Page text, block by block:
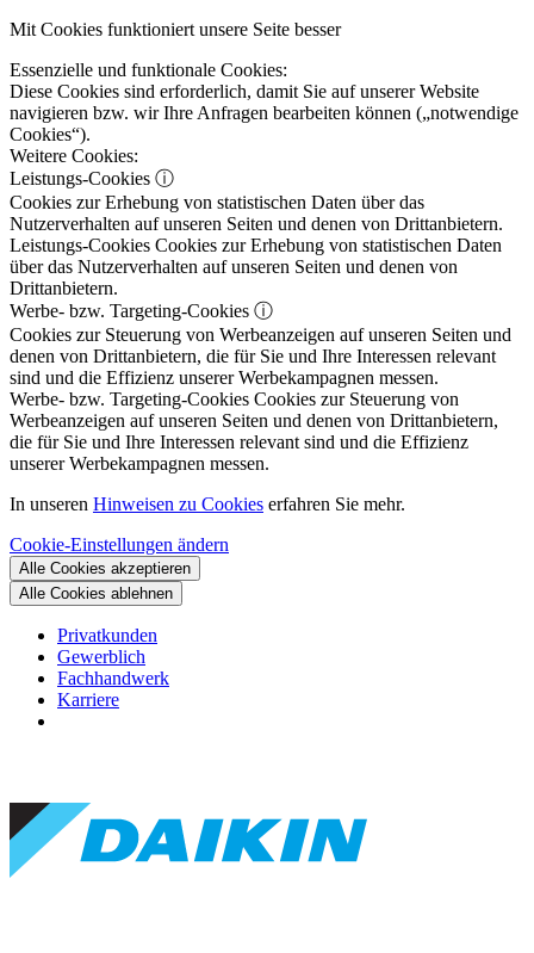
Mit Cookies funktioniert unsere Seite besser
Essenzielle und funktionale Cookies:
Diese Cookies sind erforderlich, damit Sie auf unserer Website
navigieren bzw. wir Ihre Anfragen bearbeiten können („notwendige
Cookies“).
Weitere Cookies:
Leistungs-Cookies ⓘ
Cookies zur Erhebung von statistischen Daten über das
Nutzerverhalten auf unseren Seiten und denen von Drittanbietern.
Leistungs-Cookies Cookies zur Erhebung von statistischen Daten
über das Nutzerverhalten auf unseren Seiten und denen von
Drittanbietern.
Werbe- bzw. Targeting-Cookies ⓘ
Cookies zur Steuerung von Werbeanzeigen auf unseren Seiten und
denen von Drittanbietern, die für Sie und Ihre Interessen relevant
sind und die Effizienz unserer Werbekampagnen messen.
Werbe- bzw. Targeting-Cookies Cookies zur Steuerung von
Werbeanzeigen auf unseren Seiten und denen von Drittanbietern,
die für Sie und Ihre Interessen relevant sind und die Effizienz
unserer Werbekampagnen messen.
In unseren Hinweisen zu Cookies erfahren Sie mehr.
Cookie-Einstellungen ändern
Alle Cookies akzeptieren
Alle Cookies ablehnen
Privatkunden
Gewerblich
Fachhandwerk
Karriere